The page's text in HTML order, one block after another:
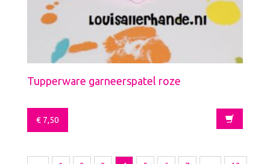
Tupperware garneerspatel roze
€ 7,50